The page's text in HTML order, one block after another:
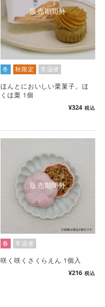
販売期間外
冬 秋限定 常温便
ほんとにおいしい栗菓子。ほ
くほ栗 1個
¥324 税込
販売期間外
春 常温便
咲く咲くさくらえん 1個入
¥216 税込